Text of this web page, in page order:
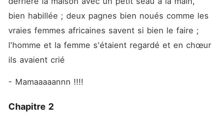
bien habillée ; deux pagnes bien noués comme les
vraies femmes africaines savent si bien le faire ;
l'homme et la femme s'étaient regardé et en chœur
ils avaient crié
- Mamaaaaannn !!!!
Chapitre 2